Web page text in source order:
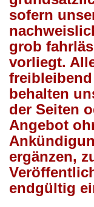
sofern
grob
vorliegt.
behalten
der Seiten
Angebot
ergänzen,
endgültig